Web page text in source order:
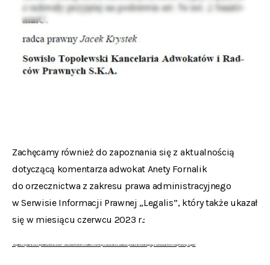
Zachęcamy również do zapoznania się z aktualnością
dotyczącą komentarza adwokat Anety Fornalik
do orzecznictwa z zakresu prawa administracyjnego
w Serwisie Informacji Prawnej „Legalis”, który także ukazał
się w miesiącu czerwcu 2023 r.:
„Zwykłe korzystanie z wody także w leśniczówce” – adwokat Aneta Fornalik komentuje orzecznictwo z zakresu prawa administracyjnego w Serwisie Informacji Prawnej „Legalis”